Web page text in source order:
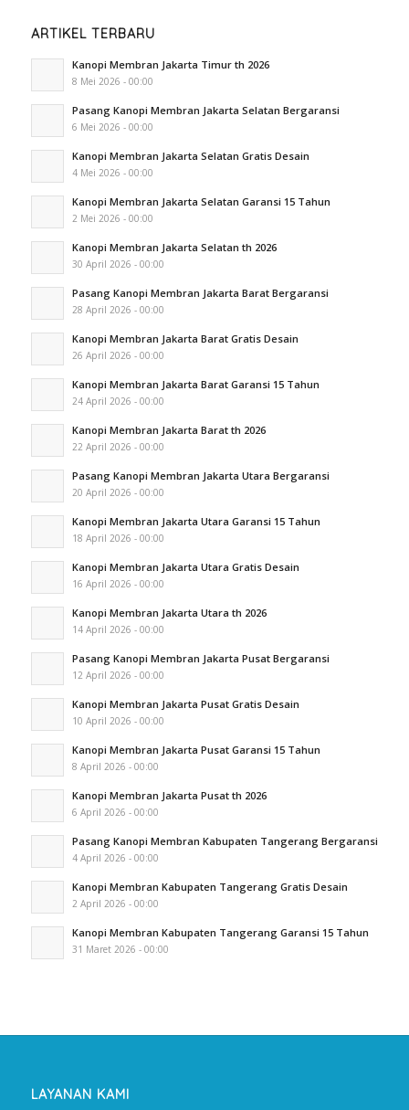
ARTIKEL TERBARU
Kanopi Membran Jakarta Timur th 2026
8 Mei 2026 - 00:00
Pasang Kanopi Membran Jakarta Selatan Bergaransi
6 Mei 2026 - 00:00
Kanopi Membran Jakarta Selatan Gratis Desain
4 Mei 2026 - 00:00
Kanopi Membran Jakarta Selatan Garansi 15 Tahun
2 Mei 2026 - 00:00
Kanopi Membran Jakarta Selatan th 2026
30 April 2026 - 00:00
Pasang Kanopi Membran Jakarta Barat Bergaransi
28 April 2026 - 00:00
Kanopi Membran Jakarta Barat Gratis Desain
26 April 2026 - 00:00
Kanopi Membran Jakarta Barat Garansi 15 Tahun
24 April 2026 - 00:00
Kanopi Membran Jakarta Barat th 2026
22 April 2026 - 00:00
Pasang Kanopi Membran Jakarta Utara Bergaransi
20 April 2026 - 00:00
Kanopi Membran Jakarta Utara Garansi 15 Tahun
18 April 2026 - 00:00
Kanopi Membran Jakarta Utara Gratis Desain
16 April 2026 - 00:00
Kanopi Membran Jakarta Utara th 2026
14 April 2026 - 00:00
Pasang Kanopi Membran Jakarta Pusat Bergaransi
12 April 2026 - 00:00
Kanopi Membran Jakarta Pusat Gratis Desain
10 April 2026 - 00:00
Kanopi Membran Jakarta Pusat Garansi 15 Tahun
8 April 2026 - 00:00
Kanopi Membran Jakarta Pusat th 2026
6 April 2026 - 00:00
Pasang Kanopi Membran Kabupaten Tangerang Bergaransi
4 April 2026 - 00:00
Kanopi Membran Kabupaten Tangerang Gratis Desain
2 April 2026 - 00:00
Kanopi Membran Kabupaten Tangerang Garansi 15 Tahun
31 Maret 2026 - 00:00
LAYANAN KAMI